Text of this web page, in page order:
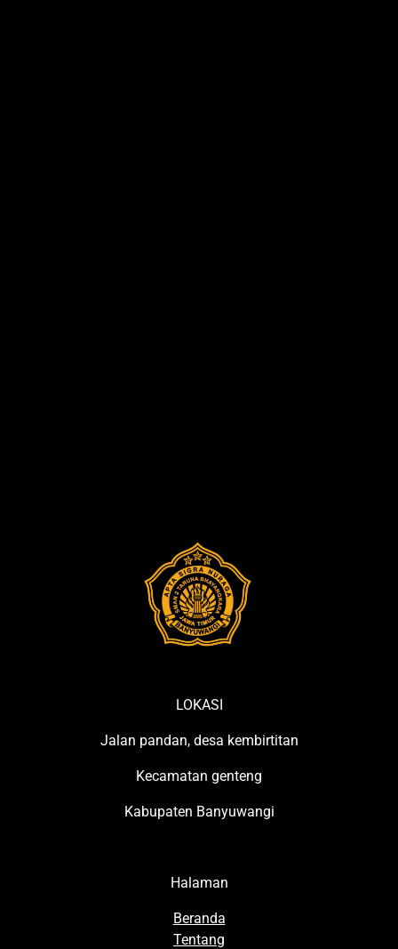
LOKASI
Jalan pandan, desa kembirtitan
Kecamatan genteng
Kabupaten Banyuwangi
Halaman
Beranda
Tentang